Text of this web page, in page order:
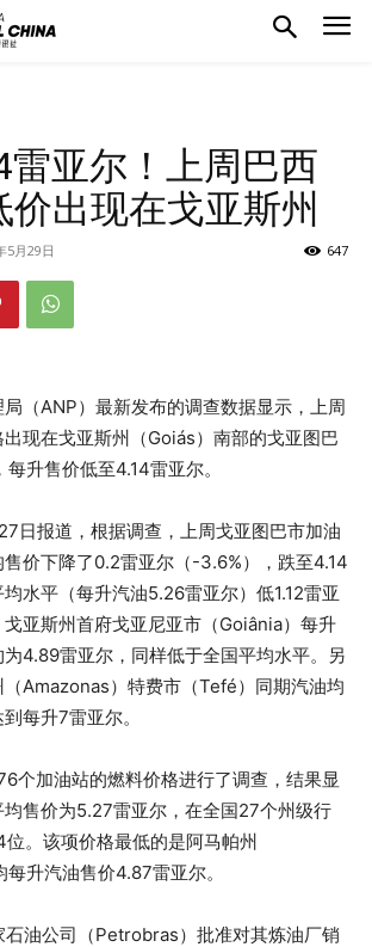
雷亚尔！上周巴西
出现在戈亚斯州
5月29日 647
（ANP）最新发布的调查数据显示，上周
现在戈亚斯州（Goiás）南部的戈亚图巴
升售价低至4.14雷亚尔。
日报道，根据调查，上周戈亚图巴市加油
价下降了0.2雷亚尔（-3.6%），跌至4.14
水平（每升汽油5.26雷亚尔）低1.12雷亚
亚斯州首府戈亚尼亚市（Goiânia）每升
4.89雷亚尔，同样低于全国平均水平。另
Amazonas）特费市（Tefé）同期汽油均
每升7雷亚尔。
个加油站的燃料价格进行了调查，结果显
售价为5.27雷亚尔，在全国27个州级行
。该项价格最低的是阿马帕州
每升汽油售价4.87雷亚尔。
石油公司（Petrobras）批准对其炼油厂销